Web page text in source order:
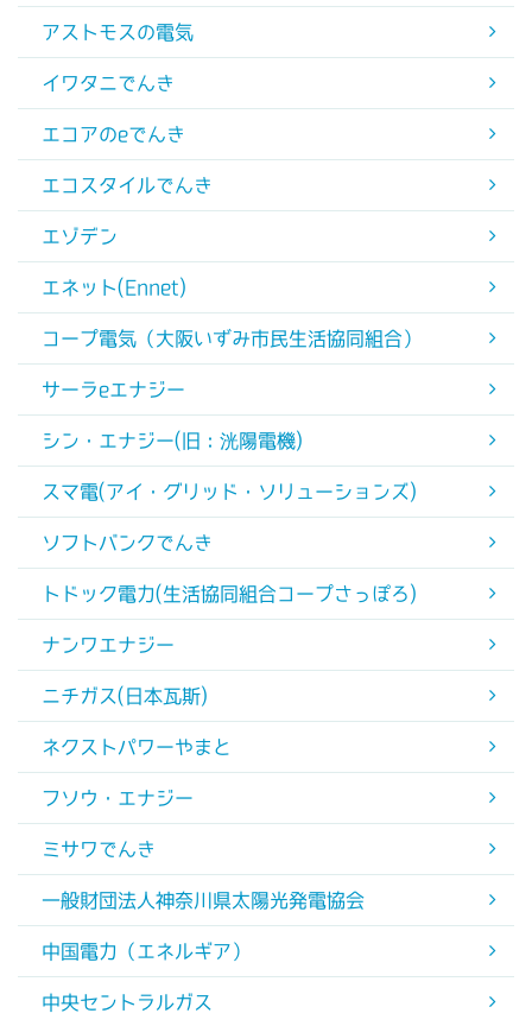
アストモスの電気
イワタニでんき
エコアのeでんき
エコスタイルでんき
エゾデン
エネット(Ennet)
コープ電気（大阪いずみ市民生活協同組合）
サーラeエナジー
シン・エナジー(旧：洸陽電機)
スマ電(アイ・グリッド・ソリューションズ)
ソフトバンクでんき
トドック電力(生活協同組合コープさっぽろ)
ナンワエナジー
ニチガス(日本瓦斯)
ネクストパワーやまと
フソウ・エナジー
ミサワでんき
一般財団法人神奈川県太陽光発電協会
中国電力（エネルギア）
中央セントラルガス